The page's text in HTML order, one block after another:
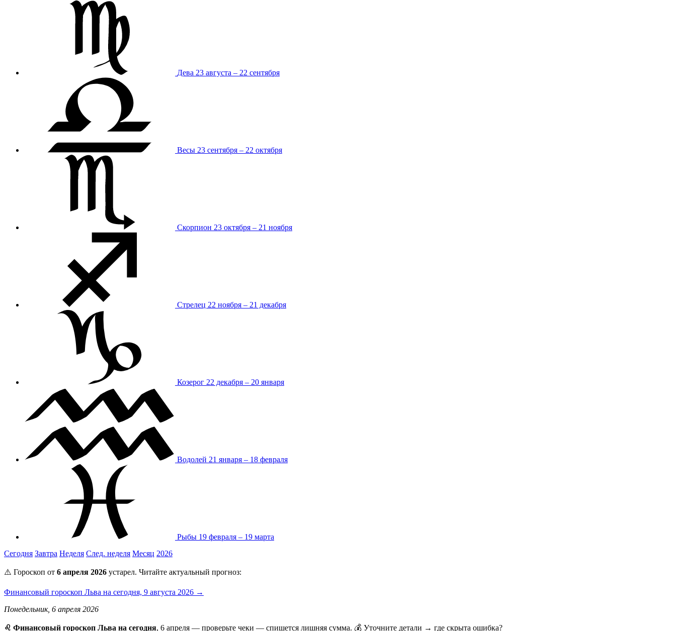
Дева 23 августа – 22 сентября
Весы 23 сентября – 22 октября
Скорпион 23 октября – 21 ноября
Стрелец 22 ноября – 21 декабря
Козерог 22 декабря – 20 января
Водолей 21 января – 18 февраля
Рыбы 19 февраля – 19 марта
Сегодня Завтра Неделя След. неделя Месяц 2026
⚠️ Гороскоп от 6 апреля 2026 устарел. Читайте актуальный прогноз:
Финансовый гороскоп Льва на сегодня, 9 августа 2026 →
Понедельник, 6 апреля 2026
♌ Финансовый гороскоп Льва на сегодня, 6 апреля — проверьте чеки — спишется лишняя сумма. 💰 Уточните детали → где скрыта ошибка?